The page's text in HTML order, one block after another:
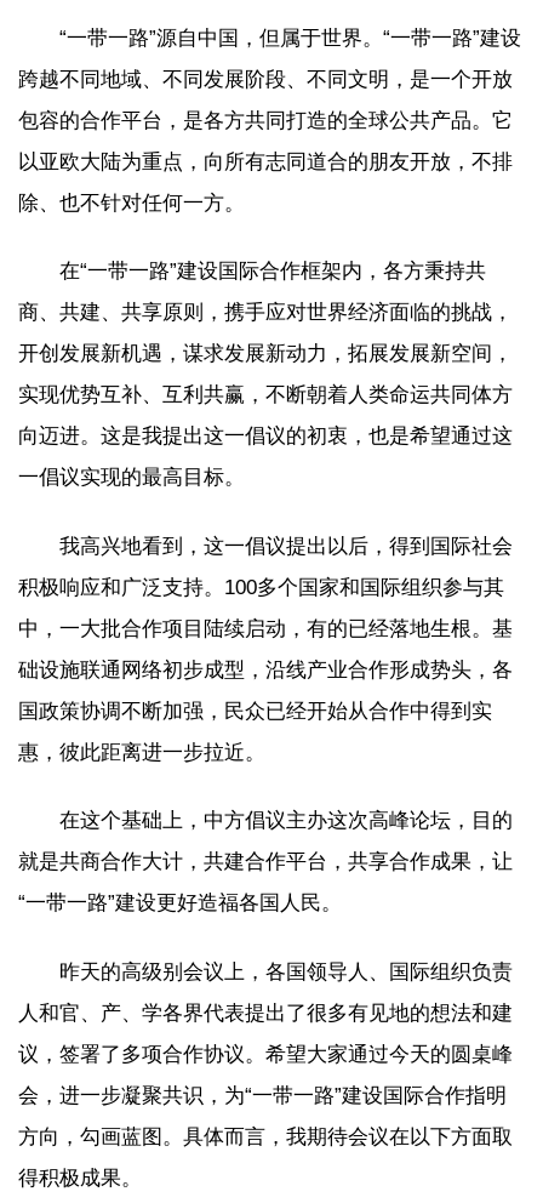
“一带一路”源自中国，但属于世界。“一带一路”建设
跨越不同地域、不同发展阶段、不同文明，是一个开放
包容的合作平台，是各方共同打造的全球公共产品。它
以亚欧大陆为重点，向所有志同道合的朋友开放，不排
除、也不针对任何一方。
在“一带一路”建设国际合作框架内，各方秉持共
商、共建、共享原则，携手应对世界经济面临的挑战，
开创发展新机遇，谋求发展新动力，拓展发展新空间，
实现优势互补、互利共赢，不断朝着人类命运共同体方
向迈进。这是我提出这一倡议的初衷，也是希望通过这
一倡议实现的最高目标。
我高兴地看到，这一倡议提出以后，得到国际社会
积极响应和广泛支持。100多个国家和国际组织参与其
中，一大批合作项目陆续启动，有的已经落地生根。基
础设施联通网络初步成型，沿线产业合作形成势头，各
国政策协调不断加强，民众已经开始从合作中得到实
惠，彼此距离进一步拉近。
在这个基础上，中方倡议主办这次高峰论坛，目的
就是共商合作大计，共建合作平台，共享合作成果，让
“一带一路”建设更好造福各国人民。
昨天的高级别会议上，各国领导人、国际组织负责
人和官、产、学各界代表提出了很多有见地的想法和建
议，签署了多项合作协议。希望大家通过今天的圆桌峰
会，进一步凝聚共识，为“一带一路”建设国际合作指明
方向，勾画蓝图。具体而言，我期待会议在以下方面取
得积极成果。